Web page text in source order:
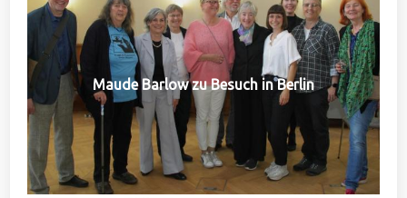
Maude Barlow zu Besuch in Berlin